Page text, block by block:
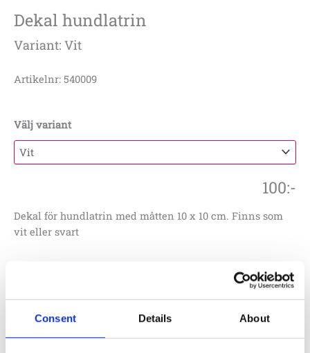
Consent Details About
Dekal hundlatrin
Variant: Vit
Artikelnr: 540009
Välj variant
100:-
Dekal för hundlatrin med måtten 10 x 10 cm. Finns som
vit eller svart
Artikelnr:540009